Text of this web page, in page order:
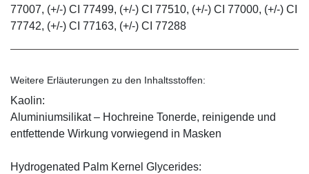
77007, (+/-) CI 77499, (+/-) CI 77510, (+/-) CI 77000, (+/-) CI
77742, (+/-) CI 77163, (+/-) CI 77288
Weitere Erläuterungen zu den Inhaltsstoffen:
Kaolin:
Aluminiumsilikat – Hochreine Tonerde, reinigende und
entfettende Wirkung vorwiegend in Masken
Hydrogenated Palm Kernel Glycerides: